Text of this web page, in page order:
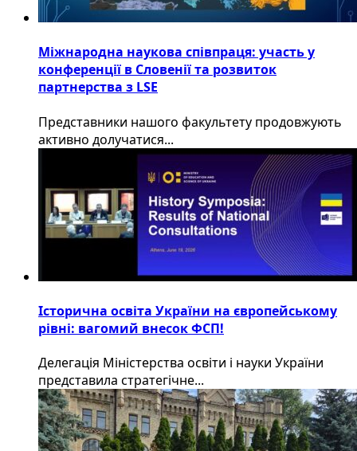
Міжнародна наукова співпраця: участь у
конференції в Словенії та розвиток
партнерства з LSE
​Представники нашого факультету продовжують
активно долучатися...
Історична освіта України на європейському
рівні: вагомий внесок ФСП!
Делегація Міністерства освіти і науки України
представила стратегічне...